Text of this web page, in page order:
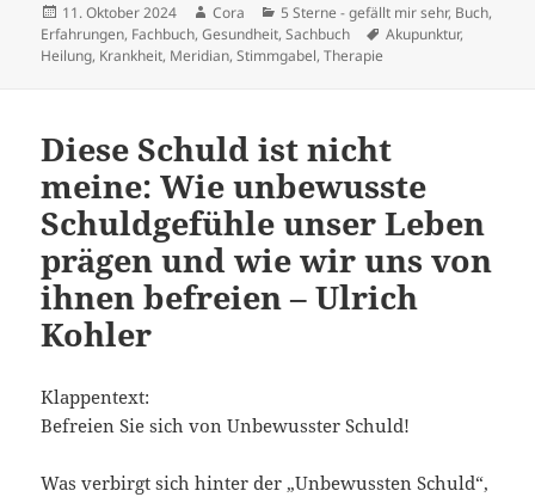
Veröffentlicht
am
11. Oktober 2024 Autor
Cora Kategorien
5 Sterne - gefällt mir sehr, Buch,
Erfahrungen, Fachbuch,Gesundheit,Sachbuch Schlagwörter
Akupunktur,
Heilung, Krankheit, Meridian,Stimmgabel,Therapie
Diese Schuld ist nicht
meine: Wie unbewusste
Schuldgefühle unser Leben
prägen und wie wir uns von
ihnen befreien – Ulrich
Kohler
Klappentext:
Befreien Sie sich von Unbewusster Schuld!
Was verbirgt sich hinter der „Unbewussten Schuld“,